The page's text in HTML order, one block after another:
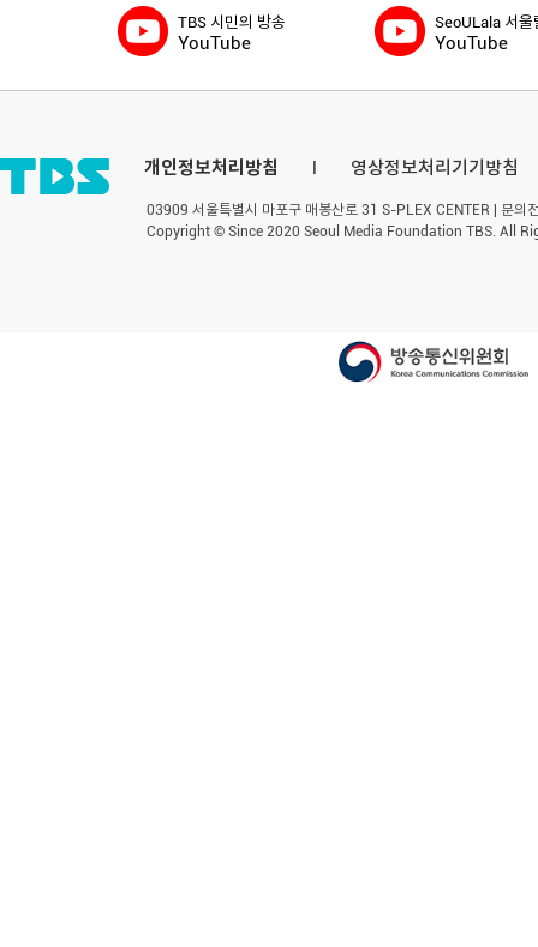
TBS 시민의 방송
YouTube
SeoULala 서울
YouTube
개인정보처리방침 l 영상정보처리기기방침
03909 서울특별시 마포구 매봉산로 31 S-PLEX CENTER | 문
Copyright © Since 2020 Seoul Media Foundation TBS. All